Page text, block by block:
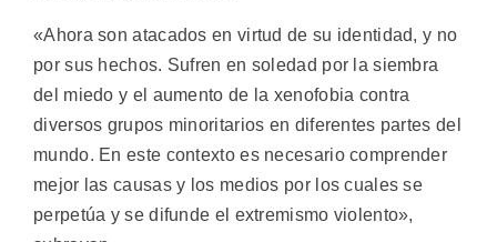
«Ahora son atacados en virtud de su identidad, y no
por sus hechos. Sufren en soledad por la siembra
del miedo y el aumento de la xenofobia contra
diversos grupos minoritarios en diferentes partes del
mundo. En este contexto es necesario comprender
mejor las causas y los medios por los cuales se
perpetúa y se difunde el extremismo violento»,